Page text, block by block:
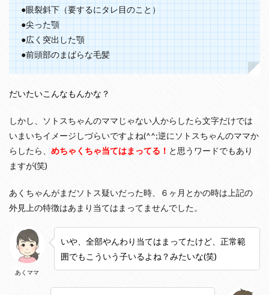
2
ち
ょ
っ
と
気
に
っ
長
頭
」
と
は
絶
と
ど
う
違
う
の
●眼裂斜下（要するにタレ目のこと）
●尖った顎
●広く突出した顎
●前頭部のまばらな毛髪
だいたいこんなもんかな？
しかし、ソトスちゃんのママじゃない人からしたら文字だけでは
いまいちイメージしづらいですよね(^^;逆にソトスちゃんのママか
らしたら、 めちゃくちゃ当てはまってる！ と思うワードでもあり
ますが(笑)
あくちゃんがまだソトス疑いだった時、６ヶ月とかの時は上記の
外見上の特徴はあまり当てはまってませんでした。
あくママ
いや、全部やんわり当てはまってたけど、正常範
囲でもこういう子いるよね？みたいな(笑)